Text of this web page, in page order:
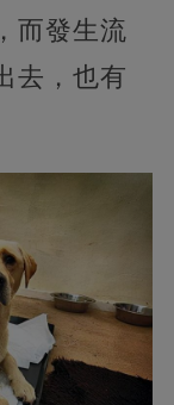
而發生流
去，也有